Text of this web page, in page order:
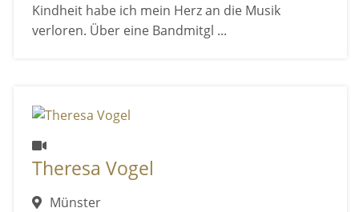
Kindheit habe ich mein Herz an die Musik
verloren. Über eine Bandmitgl ...
Theresa Vogel
Münster